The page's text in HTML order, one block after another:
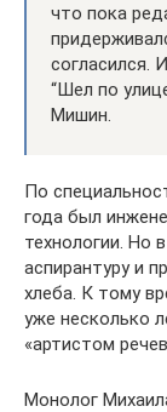
что пока
согласился.
“Шел по
Мишин.
По
года был
технологии. Но
аспирантуру и
хлеба. К тому
уже несколько
«артистом
Монолог